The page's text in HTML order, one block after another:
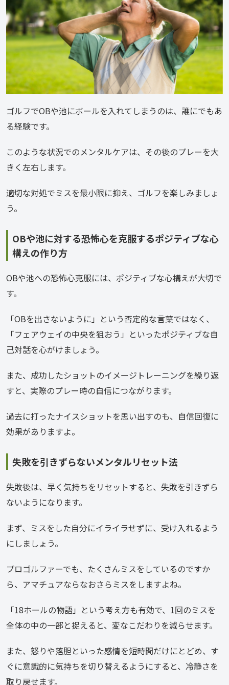
ゴルフでOBや池にボールを入れてしまうのは、誰にでもあ
る経験です。
このような状況でのメンタルケアは、その後のプレーを大
きく左右します。
適切な対処でミスを最小限に抑え、ゴルフを楽しみましょ
う。
OBや池に対する恐怖心を克服するポジティブな心
構えの作り方
OBや池への恐怖心克服には、ポジティブな心構えが大切で
す。
「OBを出さないように」という否定的な言葉ではなく、
「フェアウェイの中央を狙おう」といったポジティブな自
己対話を心がけましょう。
また、成功したショットのイメージトレーニングを繰り返
すと、実際のプレー時の自信につながります。
過去に打ったナイスショットを思い出すのも、自信回復に
効果がありますよ。
失敗を引きずらないメンタルリセット法
失敗後は、早く気持ちをリセットすると、失敗を引きずら
ないようになります。
まず、ミスをした自分にイライラせずに、受け入れるよう
にしましょう。
プロゴルファーでも、たくさんミスをしているのですか
ら、アマチュアならなおさらミスをしますよね。
「18ホールの物語」という考え方も有効で、1回のミスを
全体の中の一部と捉えると、変なこだわりを減らせます。
また、怒りや落胆といった感情を短時間だけにとどめ、す
ぐに意識的に気持ちを切り替えるようにすると、冷静さを
取り戻せます。